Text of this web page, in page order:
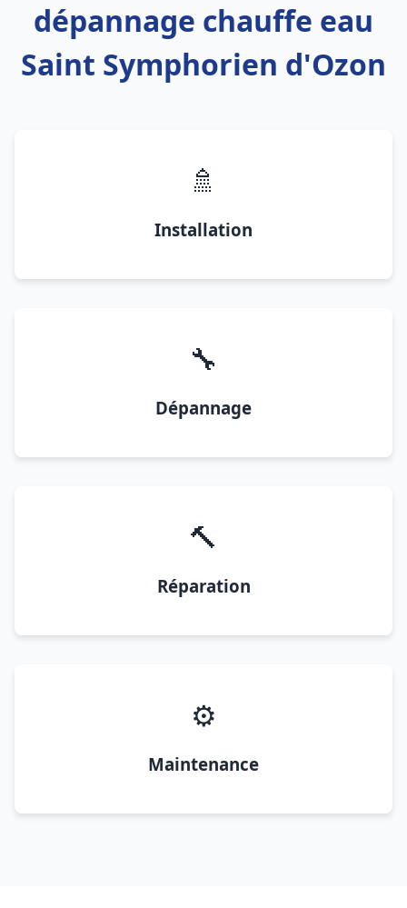
dépannage chauffe eau
Saint Symphorien d'Ozon
🚿
Installation
🔧
Dépannage
🔨
Réparation
⚙️
Maintenance